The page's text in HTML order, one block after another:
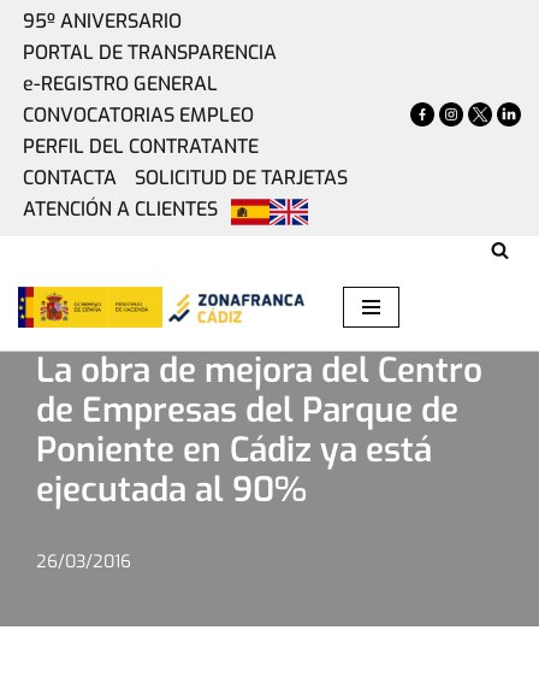
95º ANIVERSARIO
PORTAL DE TRANSPARENCIA
e-REGISTRO GENERAL
CONVOCATORIAS EMPLEO
PERFIL DEL CONTRATANTE
CONTACTA
SOLICITUD DE TARJETAS
ATENCIÓN A CLIENTES
La obra de mejora del Centro de
ejecutada al 90%
La obra de mejora del Centro
de Empresas del Parque de
Poniente en Cádiz ya está
ejecutada al 90%
26/03/2016